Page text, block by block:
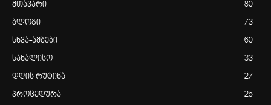
მთავარი 80
ბლოგი 73
სხვა-ამბები 60
სახალისო 33
დღის რუტინა 27
პროცედურა 25